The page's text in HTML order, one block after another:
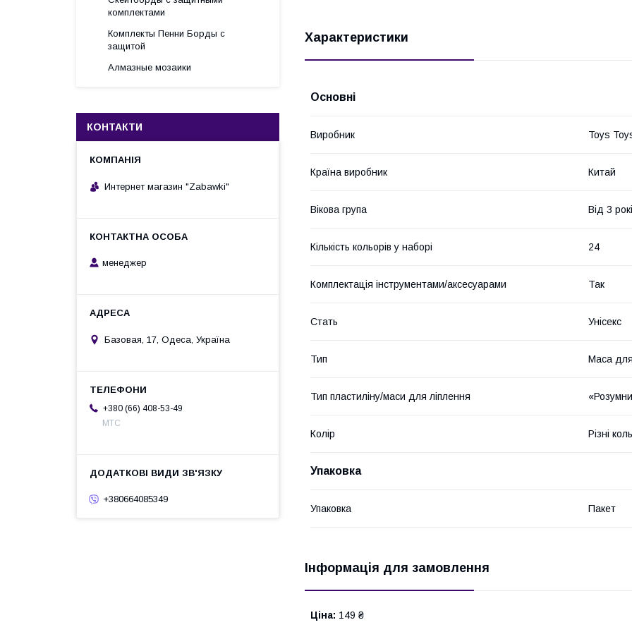
Характеристики
Основні
Виробник Toys
Країна виробник Китай
Вікова група Від 3
Кількість кольорів у наборі 24
Комплектація інструментами/аксесуарами Так
Стать Унісекс
Тип Маса
Тип пластиліну/маси для ліплення
Колір Різні
Упаковка
Упаковка Пакет
Інформація для замовлення
Ціна: 149 ₴
комплектами
Комплекты Пенни Борды с
защитой
Алмазные мозаики
КОНТАКТИ
Интернет магазин "Zabawki"
менеджер
Базовая, 17, Одеса, Україна
+380 (66) 408-53-49
МТС
+380664085349